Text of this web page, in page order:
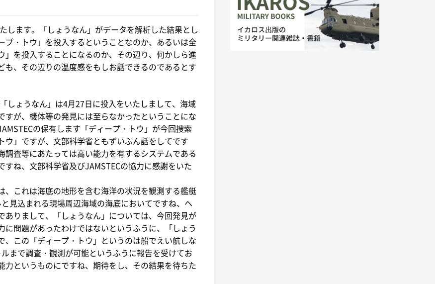
します。「しょうなん」がデータを解析した結果とし
・トウ」を投入するということなのか、あるいは全
を投入することになるのか、その辺り、何かしら進
、その辺りの温度感をもしお話できるのであるとす
しょうなん」は4月27日に投入をいたしまして、海域
が、機体等の発見には至らなかったということにな
の保有します「ディープ・トウ」が今回捜索
」ですが、文部科学省ともずいぶん話をしてです
査等にあたっては高い能力を有するシステムである
ね、文部科学省及びJAMSTECの協力に感謝をいた
これは海底の地形を含む海洋の状況を観測する艦艇
見込まれる現場周辺海域の海底においてですね、ヘ
ありまして、「しょうなん」については、今回発見が
問題があったわけではないというふうに、「しょう
この「ディープ・トウ」というのは船でえい航しな
まで調査・観測が可能というふうに報告を受けてお
というものにですね、期待をし、その結果を待ちた